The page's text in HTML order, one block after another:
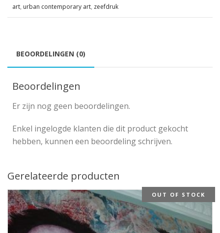
art, urban contemporary art, zeefdruk
BEOORDELINGEN (0)
Beoordelingen
Er zijn nog geen beoordelingen.
Enkel ingelogde klanten die dit product gekocht
hebben, kunnen een beoordeling schrijven.
Gerelateerde producten
OUT OF STOCK